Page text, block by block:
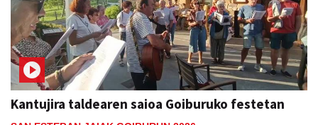
Kantujira taldearen saioa Goiburuko festetan
Jon Ander Ubeda